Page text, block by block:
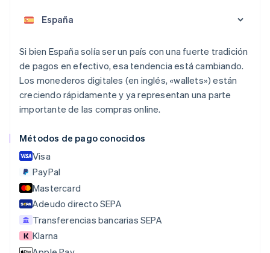
Si bien España solía ser un país con una fuerte tradición
de pagos en efectivo, esa tendencia está cambiando.
Los monederos digitales (en inglés, «wallets») están
creciendo rápidamente y ya representan una parte
importante de las compras online.
Métodos de pago conocidos
Visa
PayPal
Mastercard
Adeudo directo SEPA
Transferencias bancarias SEPA
Klarna
Alemania
Deutsch English
English
Austria
Deutsch
Bélgica
NederlandsFrançaisDeutschEnglish
Brasil
Bulgaria
Canadá
English
China continental
简体中文English
Chipre
English
Croacia
English